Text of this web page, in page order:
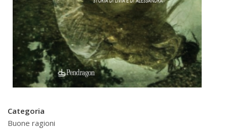
Categoria
Buone ragioni